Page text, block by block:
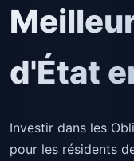
d'État
Investir dans les
pour les résidents